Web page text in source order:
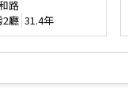
路
2廳 31.4年